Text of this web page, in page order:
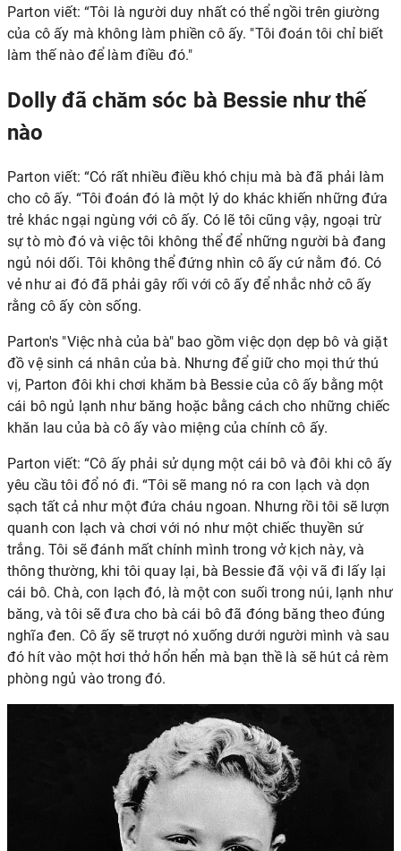
Parton viết: “Tôi là người duy nhất có thể ngồi trên giường
của cô ấy mà không làm phiền cô ấy. "Tôi đoán tôi chỉ biết
làm thế nào để làm điều đó."
Dolly đã chăm sóc bà Bessie như thế
nào
Parton viết: “Có rất nhiều điều khó chịu mà bà đã phải làm
cho cô ấy. “Tôi đoán đó là một lý do khác khiến những đứa
trẻ khác ngại ngùng với cô ấy. Có lẽ tôi cũng vậy, ngoại trừ
sự tò mò đó và việc tôi không thể để những người bà đang
ngủ nói dối. Tôi không thể đứng nhìn cô ấy cứ nằm đó. Có
vẻ như ai đó đã phải gây rối với cô ấy để nhắc nhở cô ấy
rằng cô ấy còn sống.
Parton's "Việc nhà của bà" bao gồm việc dọn dẹp bô và giặt
đồ vệ sinh cá nhân của bà. Nhưng để giữ cho mọi thứ thú
vị, Parton đôi khi chơi khăm bà Bessie của cô ấy bằng một
cái bô ngủ lạnh như băng hoặc bằng cách cho những chiếc
khăn lau của bà cô ấy vào miệng của chính cô ấy.
Parton viết: “Cô ấy phải sử dụng một cái bô và đôi khi cô ấy
yêu cầu tôi đổ nó đi. “Tôi sẽ mang nó ra con lạch và dọn
sạch tất cả như một đứa cháu ngoan. Nhưng rồi tôi sẽ lượn
quanh con lạch và chơi với nó như một chiếc thuyền sứ
trắng. Tôi sẽ đánh mất chính mình trong vở kịch này, và
thông thường, khi tôi quay lại, bà Bessie đã vội vã đi lấy lại
cái bô. Chà, con lạch đó, là một con suối trong núi, lạnh như
băng, và tôi sẽ đưa cho bà cái bô đã đóng băng theo đúng
nghĩa đen. Cô ấy sẽ trượt nó xuống dưới người mình và sau
đó hít vào một hơi thở hổn hển mà bạn thề là sẽ hút cả rèm
phòng ngủ vào trong đó.